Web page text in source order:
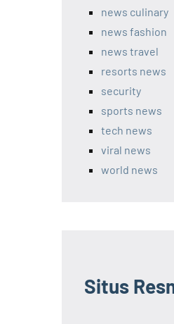
news culinary
news fashion
news travel
resorts news
security
sports news
tech news
viral news
world news
Situs